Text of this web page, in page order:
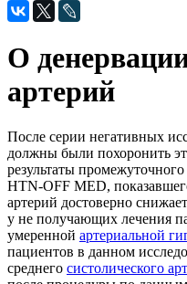
О
артерий
После серии негативных
должны были похоронить
результаты
HTN-OFF MED,
артерий достоверно
у не получающих лечения
умеренной артериальной
пациентов в данном
среднего систолического